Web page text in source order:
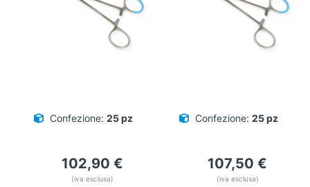
Confezione: 25 pz
102,90 €
(iva esclusa)
Confezione: 25 pz
107,50 €
(iva esclusa)